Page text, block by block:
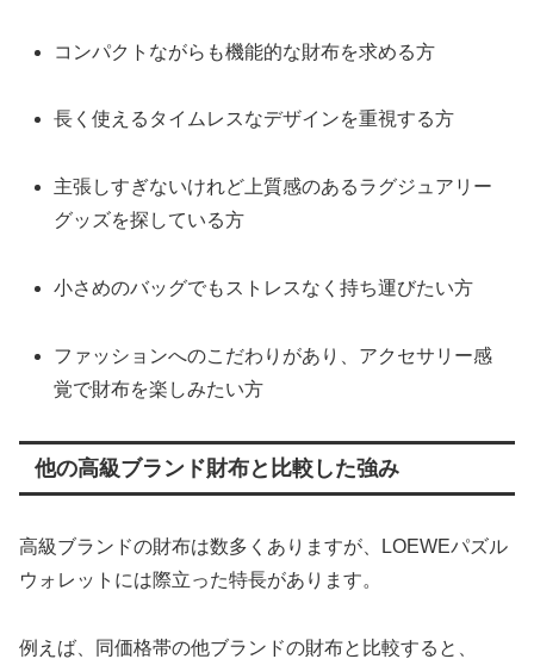
コンパクトながらも機能的な財布を求める方
長く使えるタイムレスなデザインを重視する方
主張しすぎないけれど上質感のあるラグジュアリー
グッズを探している方
小さめのバッグでもストレスなく持ち運びたい方
ファッションへのこだわりがあり、アクセサリー感
覚で財布を楽しみたい方
他の高級ブランド財布と比較した強み
高級ブランドの財布は数多くありますが、LOEWEパズル
ウォレットには際立った特長があります。
例えば、同価格帯の他ブランドの財布と比較すると、